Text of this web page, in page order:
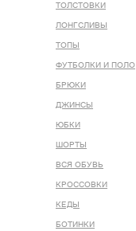
ТОЛСТОВКИ
ЛОНГСЛИВЫ
ТОПЫ
ФУТБОЛКИ И ПОЛО
БРЮКИ
ДЖИНСЫ
ЮБКИ
ШОРТЫ
ВСЯ ОБУВЬ
КРОССОВКИ
КЕДЫ
БОТИНКИ